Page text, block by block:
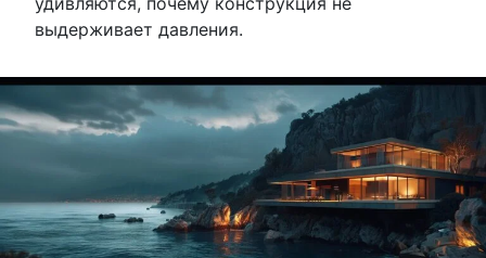
выдерживает давления.